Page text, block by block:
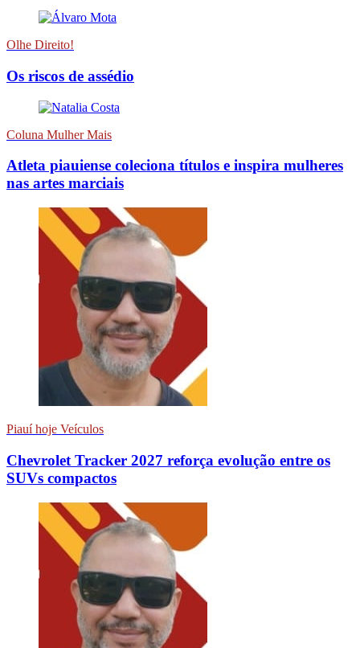
Olhe Direito!
Os riscos de assédio
Coluna Mulher Mais
Atleta piauiense coleciona títulos e inspira mulheres
nas artes marciais
Piauí hoje Veículos
Chevrolet Tracker 2027 reforça evolução entre os
SUVs compactos